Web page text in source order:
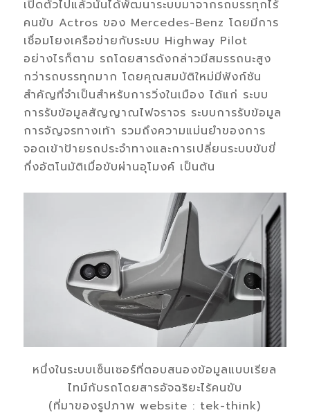
เปิดตัวไปแล้วนั้นได้พัฒนาระบบมาจากรถบรรทุกไร้
คนขับ Actros ของ Mercedes-Benz โดยมีการ
เชื่อมโยงเครือข่ายกับระบบ Highway Pilot
อย่างไรก็ตาม รถโดยสารดังกล่าวมีสมรรถนะสูง
กว่ารถบรรทุกมาก โดยคุณสมบัติใหม่มีฟังก์ชัน
สำคัญที่จำเป็นสำหรับการวิ่งในเมือง ได้แก่ ระบบ
การรับข้อมูลสัญญาณไฟจราจร ระบบการรับข้อมูล
การจัญจรทางเท้า รวมถึงความแม่นยำของการ
จอดเข้าป้ายรถประจำทางและการเปลี่ยนระบบขับขี่
กึ่งอัตโนมัติเมื่อขับผ่านอุโมงค์ เป็นต้น
หนึ่งในระบบเซ็นเซอร์ที่ตอบสนองข้อมูลแบบเรียล
ไทม์กับรถโดยสารอัจฉริยะไร้คนขับ
(ที่มาของรูปภาพ website : tek-think)